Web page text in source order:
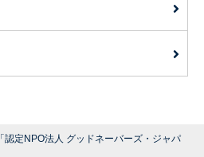
「認定NPO法人 グッドネーバーズ・ジャパ